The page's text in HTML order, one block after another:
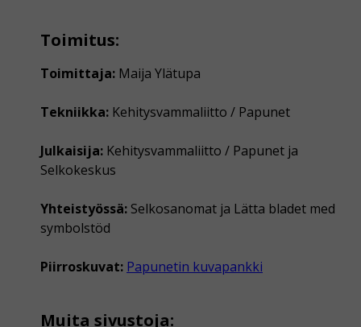
Toimitus:
Toimittaja: Maija Ylätupa
Tekniikka: Kehitysvammaliitto / Papunet
Julkaisija: Kehitysvammaliitto / Papunet ja
Selkokeskus
Yhteistyössä: Selkosanomat ja Lätta bladet med
symbolstöd
Piirroskuvat: Papunetin kuvapankki
Muita sivustoja: